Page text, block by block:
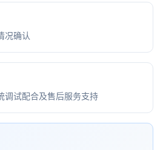
况确认
调试配合及售后服务支持